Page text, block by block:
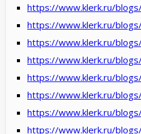
https://www.klerk.ru/
https://www.klerk.ru/
https://www.klerk.ru/
https://www.klerk.ru/
https://www.klerk.ru/
https://www.klerk.ru/
https://www.klerk.ru/
https://www.klerk.ru/